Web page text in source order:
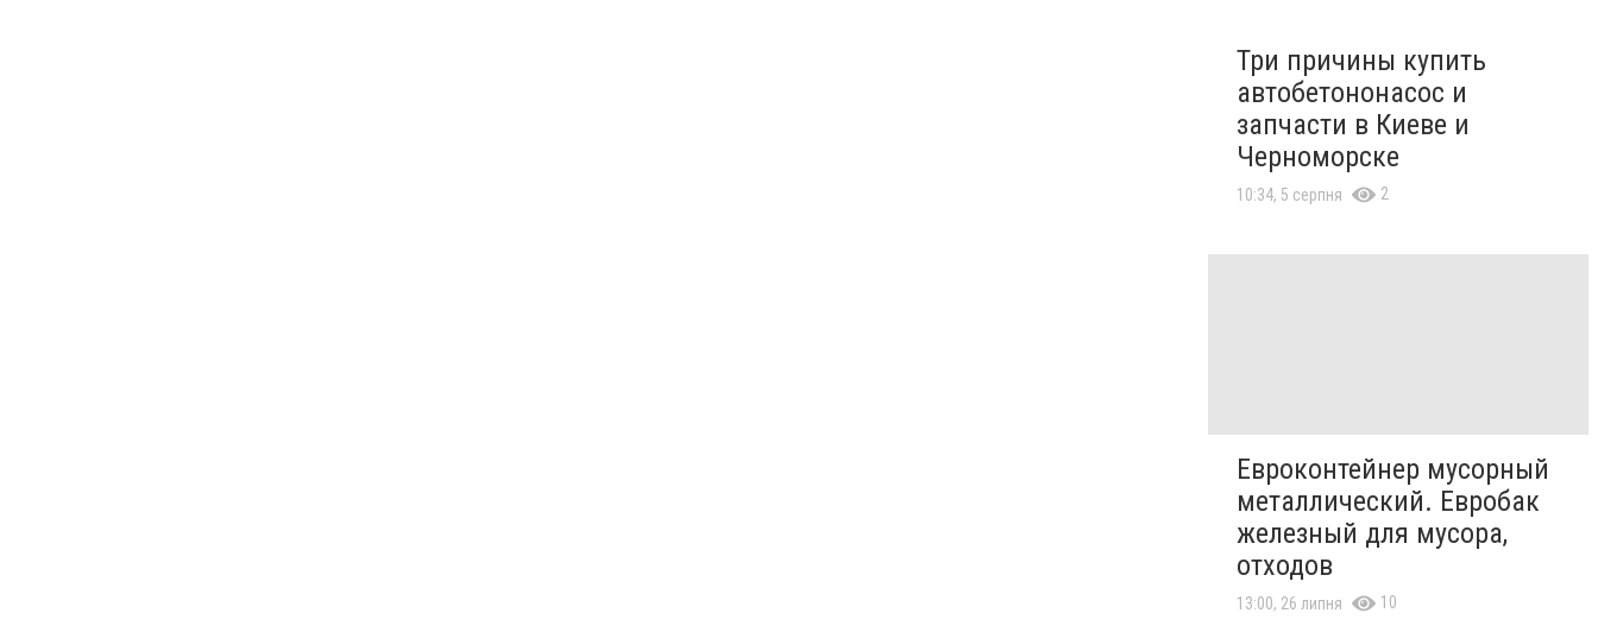
Три причины купить
автобетононасос и
запчасти в Киеве и
Черноморске
10:34, 5 серпня 2
Евроконтейнер мусорный
металлический. Евробак
железный для мусора,
отходов
13:00, 26 липня 10